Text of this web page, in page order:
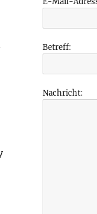
Betreff:
Nachricht: